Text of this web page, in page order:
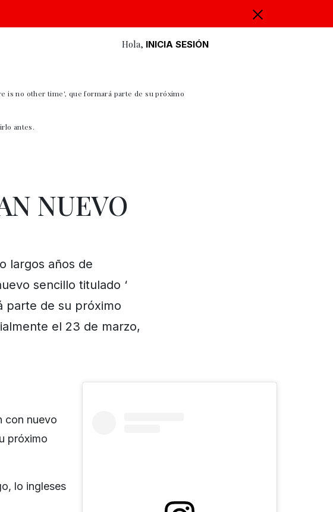
Hola, INICIA SESIÓN
is no other time', que formará parte de su próximo
antes.
NUEVO
largos años de
sencillo titulado ‘
parte de su próximo
el 23 de marzo,
con nuevo
próximo
lo ingleses